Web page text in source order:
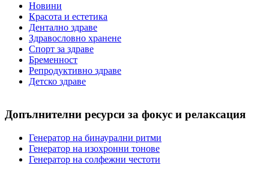
Новини
Красота и естетика
Дентално здраве
Здравословно хранене
Спорт за здраве
Бременност
Репродуктивно здраве
Детско здраве
Допълнителни ресурси за фокус и релаксация
Генератор на бинаурални ритми
Генератор на изохронни тонове
Генератор на солфежни честоти